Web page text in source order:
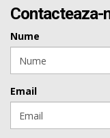
Contacteaza-
Nume
Email